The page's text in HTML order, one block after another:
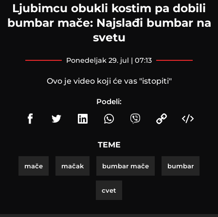
Ljubimcu obukli kostim pa dobili
bumbar mače: Najslađi bumbar na
svetu
ponedeljak 29. jul | 07:13
Ovo je video koji će vas "istopiti"
Podeli:
TEME
mače mačak bumbar mače bumbar
cvet